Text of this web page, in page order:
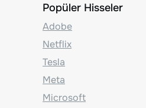
Popüler Hisseler
Adobe
Netflix
Tesla
Meta
Microsoft